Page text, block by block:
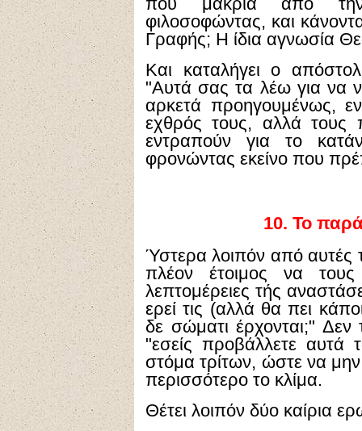
που μακριά από την
φιλοσοφώντας, και
Γραφής; Η ίδια αγνωσία
Και καταλήγει ο
"Αυτά σας τα λέω για να
αρκετά προηγουμένως,
εχθρός τους, αλλά τους
εντραπούν για το
φρονώντας εκείνο που
10. Το
Ύστερα λοιπόν από αυτές
πλέον έτοιμος να τους
λεπτομέρειες τής
ερεί τις (αλλά θα πει
δε σώματι έρχονται;"
"εσείς προβάλλετε αυτά
στόμα τρίτων, ώστε να μην
περισσότερο το κλίμα.
Θέτει λοιπόν δύο καίρια